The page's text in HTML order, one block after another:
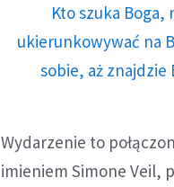
Kto szuka Boga,
ukierunkowywać na
sobie, aż
Wydarzenie to
imieniem Simone Veil,